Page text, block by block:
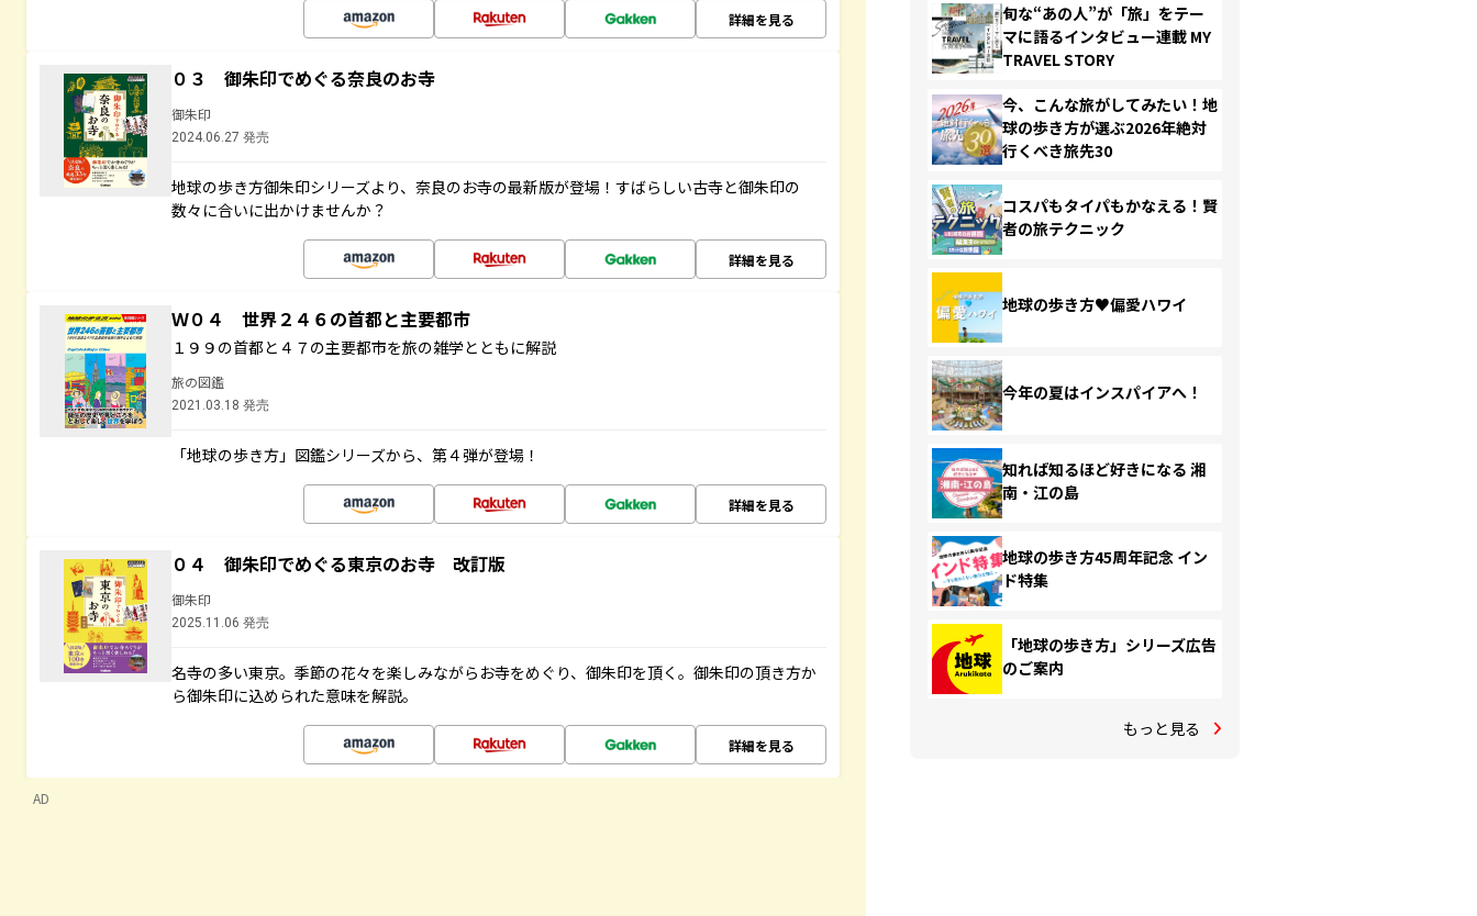
詳細を見る
０３ 御朱印でめぐる奈良のお寺
御朱印
2024.06.27 発売
地球の歩き方御朱印シリーズより、奈良のお寺の最新版が登場！すばらしい古寺と御朱印の
数々に合いに出かけませんか？
詳細を見る
Ｗ０４ 世界２４６の首都と主要都市
１９９の首都と４７の主要都市を旅の雑学とともに解説
旅の図鑑
2021.03.18 発売
「地球の歩き方」図鑑シリーズから、第４弾が登場！
詳細を見る
０４ 御朱印でめぐる東京のお寺 改訂版
御朱印
2025.11.06 発売
名寺の多い東京。季節の花々を楽しみながらお寺をめぐり、御朱印を頂く。御朱印の頂き方か
ら御朱印に込められた意味を解説。
詳細を見る
AD
旬な“あの人”が「旅」をテー
マに語るインタビュー連載 MY
TRAVEL STORY
今、こんな旅がしてみたい！地
球の歩き方が選ぶ2026年絶対
行くべき旅先30
コスパもタイパもかなえる！賢
者の旅テクニック
地球の歩き方♥偏愛ハワイ
今年の夏はインスパイアへ！
知れば知るほど好きになる 湘
南・江の島
地球の歩き方45周年記念 イン
ド特集
「地球の歩き方」シリーズ広告
のご案内
もっと見る